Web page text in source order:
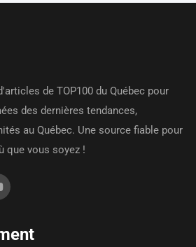
de TOP100 du Québec pour
des dernières tendances,
au Québec. Une source fiable pour
que vous soyez !